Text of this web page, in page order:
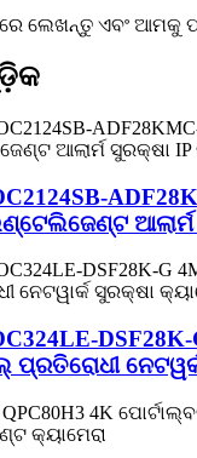
ଲେଖନ୍ତୁ ଏବଂ ଆମକୁ
ଆଲାର୍ମ
ପ୍ରତିରୋଧୀ